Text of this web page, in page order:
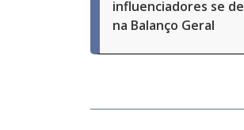
influenciadores se
na Balanço Geral